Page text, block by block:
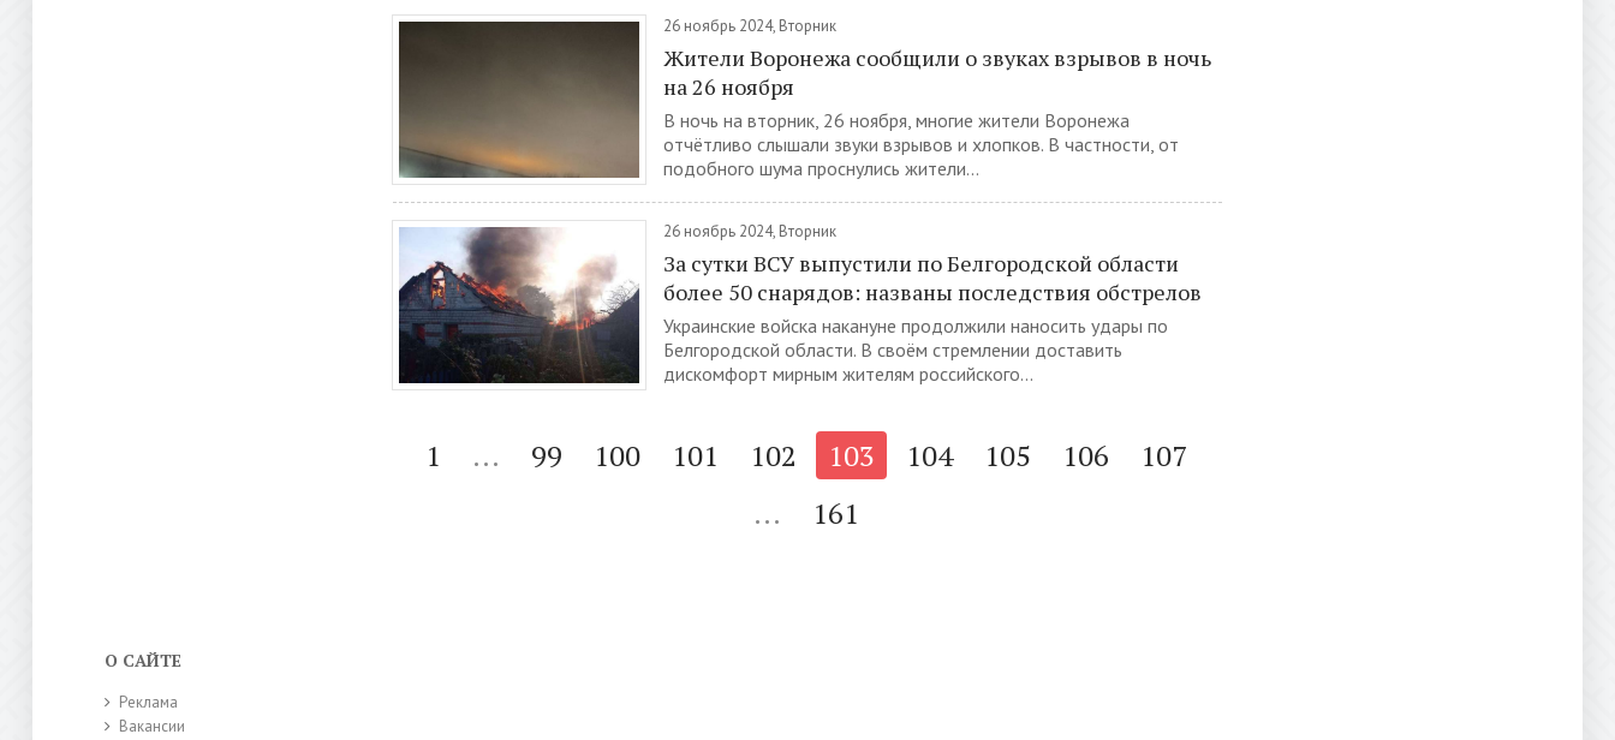
26 ноябрь 2024, Вторник
Жители Воронежа сообщили о звуках взрывов в ночь
на 26 ноября
В ночь на вторник, 26 ноября, многие жители Воронежа
отчётливо слышали звуки взрывов и хлопков. В частности, от
подобного шума проснулись жители...
26 ноябрь 2024, Вторник
За сутки ВСУ выпустили по Белгородской области
более 50 снарядов: названы последствия обстрелов
Украинские войска накануне продолжили наносить удары по
Белгородской области. В своём стремлении доставить
дискомфорт мирным жителям российского...
1 ... 99 100 101 102 103 104 105 106
107
...
161
О САЙТЕ
Реклама
Вакансии